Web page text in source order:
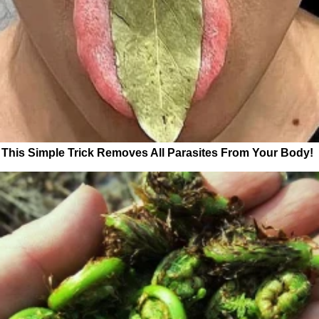
This Simple Trick Removes All Parasites From Your Body!